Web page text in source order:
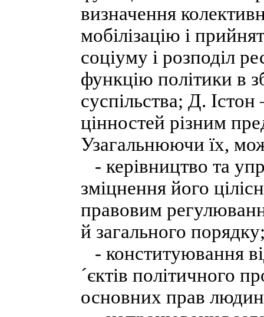
визначення
мобілізацію і
соціуму і розподіл
функцію політики в
суспільства; Д.
цінностей різним
Узагальнюючи їх,
- керівництво та
зміцнення його
правовим
й загального
- конституювання
´єктів політичного
основних прав